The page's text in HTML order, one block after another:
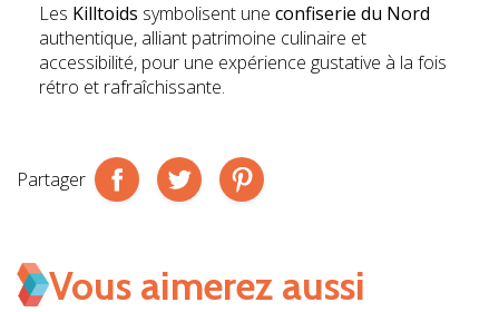
Les Killtoids symbolisent une confiserie du Nord
authentique, alliant patrimoine culinaire et
accessibilité, pour une expérience gustative à la fois
rétro et rafraîchissante.
Partager
Vous aimerez aussi